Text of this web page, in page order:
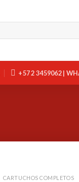
+57 2 3459062 |
CARTUCHOS COMPLETOS